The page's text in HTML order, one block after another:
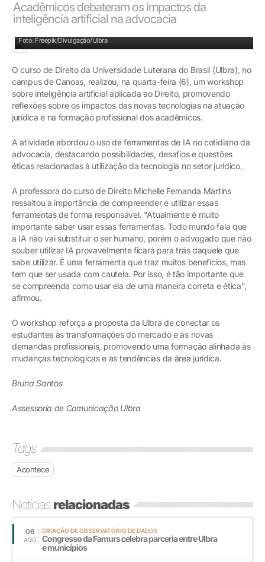
Acadêmicos debateram os impactos da
inteligência artificial na advocacia
Foto: Freepik/Divulgação/Ulbra
O curso de Direito da Universidade Luterana do Brasil (Ulbra), no
campus de Canoas, realizou, na quarta-feira (6), um workshop
sobre inteligência artificial aplicada ao Direito, promovendo
reflexões sobre os impactos das novas tecnologias na atuação
jurídica e na formação profissional dos acadêmicos.
A atividade abordou o uso de ferramentas de IA no cotidiano da
advocacia, destacando possibilidades, desafios e questões
éticas relacionadas à utilização da tecnologia no setor jurídico.
A professora do curso de Direito Michelle Fernanda Martins
ressaltou a importância de compreender e utilizar essas
ferramentas de forma responsável. "Atualmente é muito
importante saber usar essas ferramentas. Todo mundo fala que
a IA não vai substituir o ser humano, porém o advogado que não
souber utilizar IA provavelmente ficará para trás daquele que
sabe utilizar. É uma ferramenta que traz muitos benefícios, mas
tem que ser usada com cautela. Por isso, é tão importante que
se compreenda como usar ela de uma maneira correta e ética",
afirmou.
O workshop reforça a proposta da Ulbra de conectar os
estudantes às transformações do mercado e às novas
demandas profissionais, promovendo uma formação alinhada às
mudanças tecnológicas e às tendências da área jurídica.
Bruna Santos
Assessoria de Comunicação Ulbra
Tags
Acontece
Notíciasrelacionadas
06
AGO
CRIAÇÃO DE OBSERVATÓRIO DE DADOS
Congresso da Famurs celebra parceria entre Ulbra
e municípios